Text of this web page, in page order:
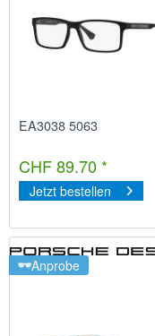
EA3038 5063
CHF 89.70 *
Jetzt bestellen
Anprobe